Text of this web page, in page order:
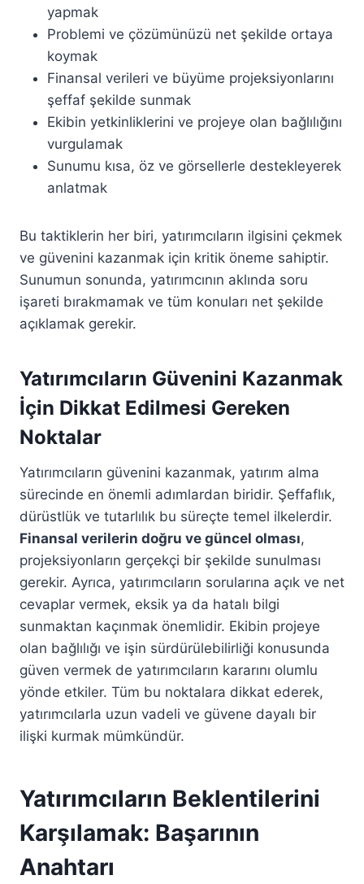
yapmak
Problemi ve çözümünüzü net şekilde ortaya
koymak
Finansal verileri ve büyüme projeksiyonlarını
şeffaf şekilde sunmak
Ekibin yetkinliklerini ve projeye olan bağlılığını
vurgulamak
Sunumu kısa, öz ve görsellerle destekleyerek
anlatmak
Bu taktiklerin her biri, yatırımcıların ilgisini çekmek
ve güvenini kazanmak için kritik öneme sahiptir.
Sunumun sonunda, yatırımcının aklında soru
işareti bırakmamak ve tüm konuları net şekilde
açıklamak gerekir.
Yatırımcıların Güvenini Kazanmak
İçin Dikkat Edilmesi Gereken
Noktalar
Yatırımcıların güvenini kazanmak, yatırım alma
sürecinde en önemli adımlardan biridir. Şeffaflık,
dürüstlük ve tutarlılık bu süreçte temel ilkelerdir.
Finansal verilerin doğru ve güncel olması,
projeksiyonların gerçekçi bir şekilde sunulması
gerekir. Ayrıca, yatırımcıların sorularına açık ve net
cevaplar vermek, eksik ya da hatalı bilgi
sunmaktan kaçınmak önemlidir. Ekibin projeye
olan bağlılığı ve işin sürdürülebilirliği konusunda
güven vermek de yatırımcıların kararını olumlu
yönde etkiler. Tüm bu noktalara dikkat ederek,
yatırımcılarla uzun vadeli ve güvene dayalı bir
ilişki kurmak mümkündür.
Yatırımcıların Beklentilerini
Karşılamak: Başarının
Anahtarı